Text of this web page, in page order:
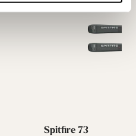
Spitfire 73